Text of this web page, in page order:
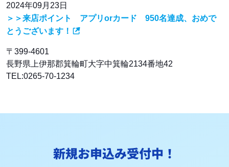
2024年09月23日
＞＞来店ポイント アプリorカード 950名達成、おめで
とうございます！
〒399-4601
長野県上伊那郡箕輪町大字中箕輪2134番地42
TEL:0265-70-1234
新規お申込み受付中！